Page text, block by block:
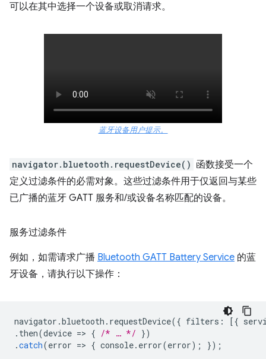
可以在其中选择一个设备或取消请求。
蓝牙设备用户提示。
navigator.bluetooth.requestDevice() 函数接受一个
定义过滤条件的必需对象。这些过滤条件用于仅返回与某些
已广播的蓝牙 GATT 服务和/或设备名称匹配的设备。
服务过滤条件
例如，如需请求广播 Bluetooth GATT Battery Service 的蓝
牙设备，请执行以下操作：
navigator .bluetooth . requestDevice({ filters : [{
. then(device => { /* … */ })
.catch(error => { console. error(error); });